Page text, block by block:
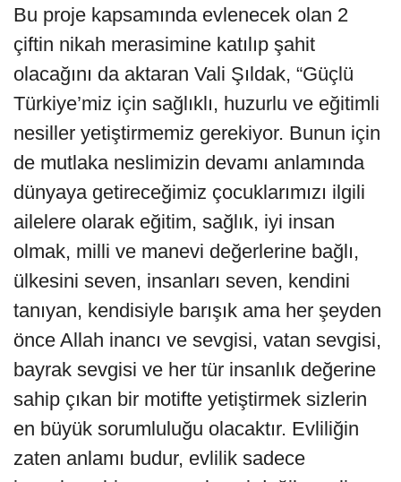
Bu proje kapsamında evlenecek olan 2
çiftin nikah merasimine katılıp şahit
olacağını da aktaran Vali Şıldak, “Güçlü
Türkiye’miz için sağlıklı, huzurlu ve eğitimli
nesiller yetiştirmemiz gerekiyor. Bunun için
de mutlaka neslimizin devamı anlamında
dünyaya getireceğimiz çocuklarımızı ilgili
ailelere olarak eğitim, sağlık, iyi insan
olmak, milli ve manevi değerlerine bağlı,
ülkesini seven, insanları seven, kendini
tanıyan, kendisiyle barışık ama her şeyden
önce Allah inancı ve sevgisi, vatan sevgisi,
bayrak sevgisi ve her tür insanlık değerine
sahip çıkan bir motifte yetiştirmek sizlerin
en büyük sorumluluğu olacaktır. Evliliğin
zaten anlamı budur, evlilik sadece